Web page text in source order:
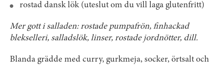
rostad dansk lök (uteslut om du vill laga glutenfritt)
Mer gott i salladen: rostade pumpafrön, finhackad
blekselleri, salladslök, linser, rostade jordnötter, dill.
Blanda grädde med curry, gurkmeja, socker, örtsalt och